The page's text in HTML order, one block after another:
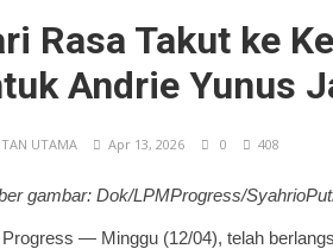
Rasa Takut ke
Andrie Yunus
UTAMA Apr 13, 2026 0 408
gambar: Dok/LPMProgress/
— Minggu (12/04), telah